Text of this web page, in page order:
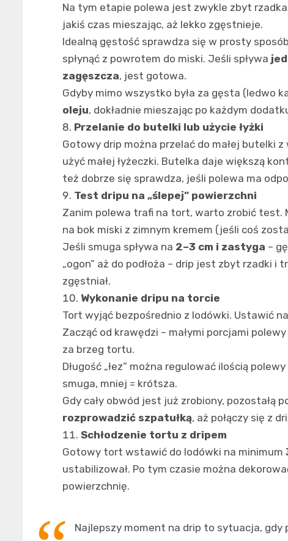
Na tym etapie polewa jest zwykle zbyt
jakiś czas mieszając, aż lekko zgęstnieje.
Idealną gęstość sprawdza się w prosty
spłynąć z powrotem do miski. Jeśli spływa
zagęszcza, jest gotowa.
Gdyby mimo wszystko była za gęsta (ledwo
oleju, dokładnie mieszając po każdym
Przelanie do butelki lub użycie łyżki
Gotowy drip można przelać do małej butelki
użyć małej łyżeczki. Butelka daje większą
też dobrze się sprawdza, jeśli polewa ma
Test dripu na „ślepej” powierzchni
Zanim polewa trafi na tort, warto zrobić test.
na bok miski z zimnym kremem (jeśli coś
Jeśli smuga spływa na 2–3 cm i zastyga –
„ogon” aż do podłoża – drip jest zbyt rzadki i
zgęstniał.
Wykonanie dripu na torcie
Tort wyjąć bezpośrednio z lodówki. Ustawić
Zacząć od krawędzi – małymi porcjami
za brzeg tortu.
Długość „łez” można regulować ilością
smuga, mniej = krótsza.
Gdy cały obwód jest już zrobiony, pozostałą
rozprowadzić szpatułką, aż połączy się z
Schłodzenie tortu z dripem
Gotowy tort wstawić do lodówki na minimum
ustabilizował. Po tym czasie można
powierzchnię.
Najlepszy moment na drip to sytuacja, gdy